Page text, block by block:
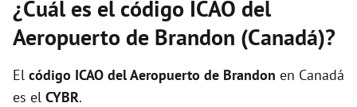
¿Cuál es el código ICAO del
Aeropuerto de Brandon (Canadá)?
El código ICAO delAeropuerto de Brandon en Canadá
es el CYBR.